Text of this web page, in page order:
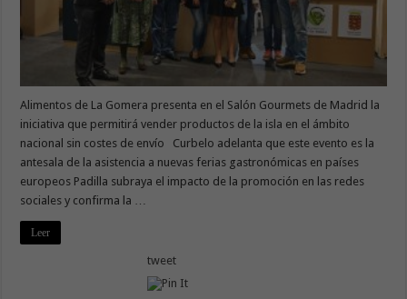
Alimentos de La Gomera presenta en el Salón Gourmets de Madrid la
iniciativa que permitirá vender productos de la isla en el ámbito
nacional sin costes de envío Curbelo adelanta que este evento es la
antesala de la asistencia a nuevas ferias gastronómicas en países
europeos Padilla subraya el impacto de la promoción en las redes
sociales y confirma la …
Leer
tweet